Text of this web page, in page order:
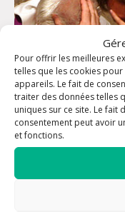
Pour offrir les meilleures
telles que les cookies
appareils. Le fait de
traiter des données telles
uniques sur ce site. Le fait
consentement peut avoir
et fonctions.